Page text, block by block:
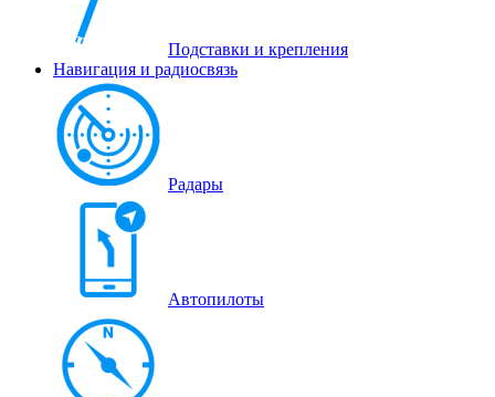
Подставки и крепления
Навигация и радиосвязь
Радары
Автопилоты